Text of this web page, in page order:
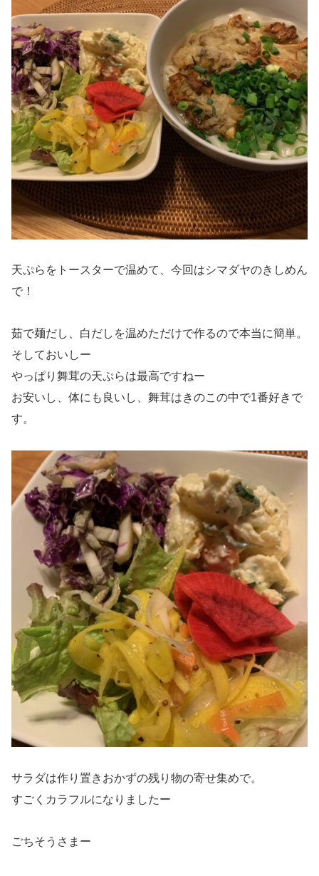
天ぷらをトースターで温めて、今回はシマダヤのきしめん
で！
茹で麺だし、白だしを温めただけで作るので本当に簡単。
そしておいしー
やっぱり舞茸の天ぷらは最高ですねー
お安いし、体にも良いし、舞茸はきのこの中で1番好きで
す。
サラダは作り置きおかずの残り物の寄せ集めで。
すごくカラフルになりましたー
ごちそうさまー